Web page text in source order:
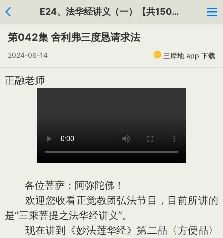
E24、法华经讲义（一）【共150集】
第042集 舍利弗三度恳请求法
2024-06-14 三摩地 app 下载
正融老师
各位菩萨：阿弥陀佛！
欢迎您收看正觉教团弘法节目，目前所讲的
是“三乘菩提之法华经讲义”。
现在讲到《妙法莲华经》第二品〈方便品〉